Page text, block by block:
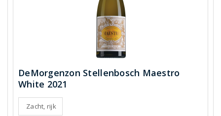
DeMorgenzon Stellenbosch Maestro
White 2021
Zacht, rijk